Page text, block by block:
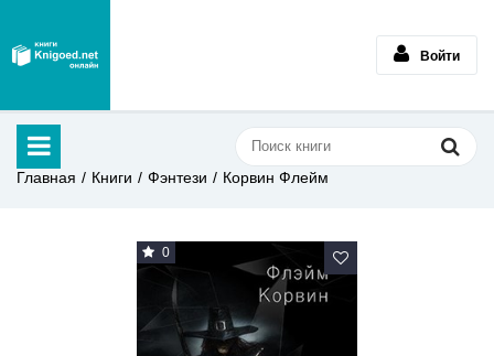
Войти
Главная Книги Фэнтези Корвин Флейм
0